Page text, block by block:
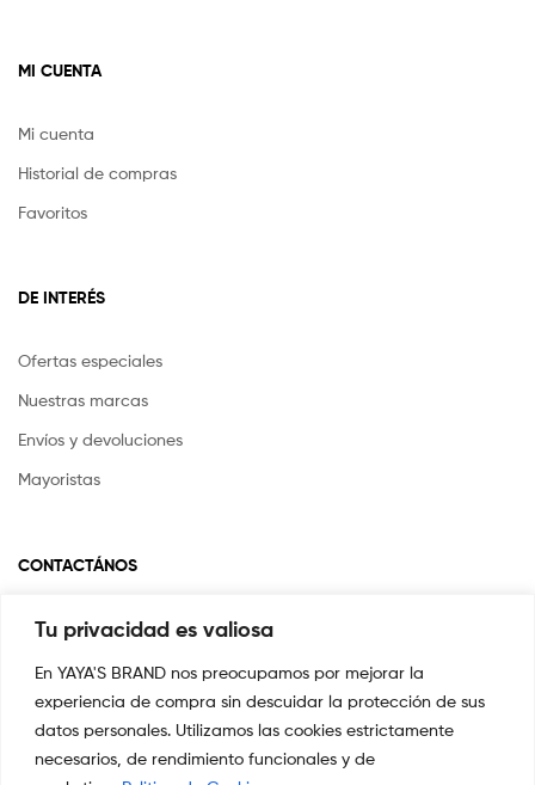
Tu privacidad es valiosa
En YAYA'S BRAND nos preocupamos por mejorar la
experiencia de compra sin descuidar la protección de sus
datos personales. Utilizamos las cookies estrictamente
necesarios, de rendimiento funcionales y de
MI CUENTA
Mi cuenta
Historial de compras
Favoritos
DE INTERÉS
Ofertas especiales
Nuestras marcas
Envíos y devoluciones
Mayoristas
CONTACTÁNOS
Si tienes alguna pregunta o inquietud escríbenos a
📍CARRERA 8 # 14-45 SAN PEDRO
CALI, COLOMBIA
+57 3044553869